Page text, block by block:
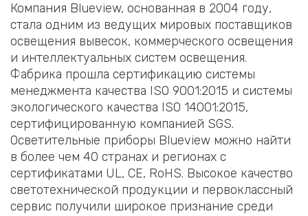
Компания Blueview, основанная в 2004 году,
стала одним из ведущих мировых поставщиков
освещения вывесок, коммерческого освещения
и интеллектуальных систем освещения.
Фабрика прошла сертификацию системы
менеджмента качества ISO 9001:2015 и системы
экологического качества ISO 14001:2015,
сертифицированную компанией SGS.
Осветительные приборы Blueview можно найти
в более чем 40 странах и регионах с
сертификатами UL, CE, RoHS. Высокое качество
светотехнической продукции и первоклассный
сервис получили широкое признание среди